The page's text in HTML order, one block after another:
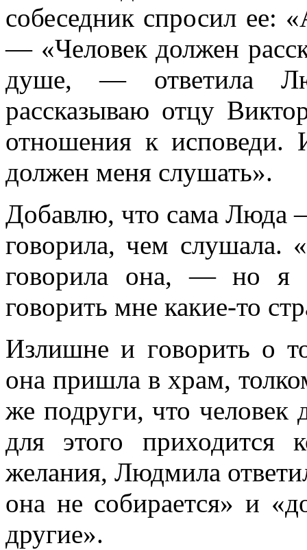
собеседник спросил ее:
— «Человек должен
душе, — ответила
рассказываю отцу
отношения к
должен меня слушать».
Добавлю, что сама Люда
говорила, чем слушала.
говорила она, — но я
говорить мне какие-то
Излишне и гoворить о
она пришла в храм,
же подруги, что человек
для этого приходится
желания, Людмила
она не собирается» и
другие».